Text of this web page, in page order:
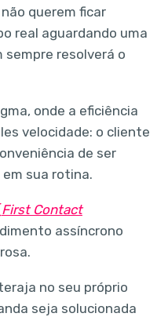
querem ficar
real aguardando uma
resolverá o
onde a eficiência
velocidade: o cliente
de ser
sua rotina.
First Contact
assíncrono
no seu próprio
seja solucionada